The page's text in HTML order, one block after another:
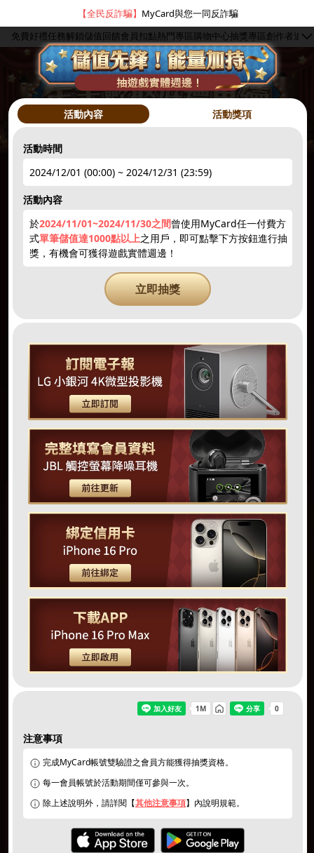
【全民反詐騙】 MyCard與您一同反詐騙
●
簽到禮1 註冊領點數 下載APP 限量50點 抽10000點
hot hot
抽iPhone 點數補給 贈紅利
免費好禮任務解鎖儲值回饋會員扣點熱門專區購物中心抽獎專區 創作者追
活動內容 活動獎項
活動時間
2024/12/01 (00:00) ~ 2024/12/31 (23:59)
活動內容
於2024/11/01~2024/11/30之間曾使用MyCard任一付費方
式單筆儲值達1000點以上之用戶，即可點擊下方按鈕進行抽
獎，有機會可獲得遊戲實體週邊！
立即抽獎
注意事項
完成MyCard帳號雙驗證之會員方能獲得抽獎資格。
每一會員帳號於活動期間僅可參與一次。
除上述說明外，請詳閱【其他注意事項】內說明規範。